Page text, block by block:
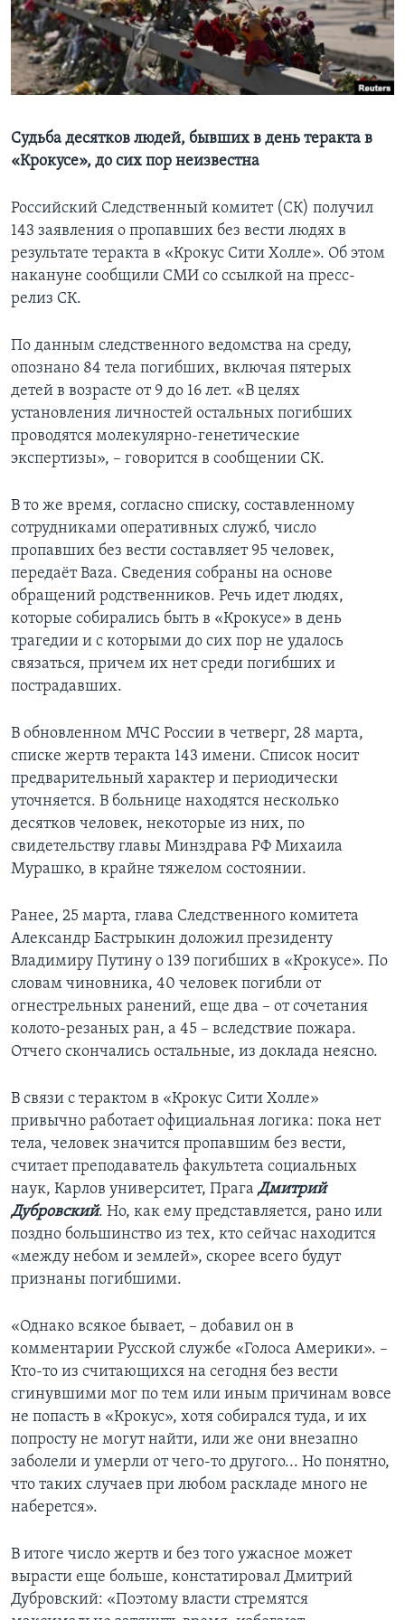
Learning English
СОЦИАЛЬНЫЕ СЕТИ
Языки
Судьба десятков людей, бывших в день теракта в
«Крокусе», до сих пор неизвестна
Российский Следственный комитет (СК) получил
143 заявления о пропавших без вести людях в
результате теракта в «Крокус Сити Холле». Об этом
накануне сообщили СМИ со ссылкой на пресс-
релиз СК.
По данным следственного ведомства на среду,
опознано 84 тела погибших, включая пятерых
детей в возрасте от 9 до 16 лет. «В целях
установления личностей остальных погибших
проводятся молекулярно-генетические
экспертизы», – говорится в сообщении СК.
В то же время, согласно списку, составленному
сотрудниками оперативных служб, число
пропавших без вести составляет 95 человек,
передаёт Baza. Сведения собраны на основе
обращений родственников. Речь идет людях,
которые собирались быть в «Крокусе» в день
трагедии и с которыми до сих пор не удалось
связаться, причем их нет среди погибших и
пострадавших.
В обновленном МЧС России в четверг, 28 марта,
списке жертв теракта 143 имени. Список носит
предварительный характер и периодически
уточняется. В больнице находятся несколько
десятков человек, некоторые из них, по
свидетельству главы Минздрава РФ Михаила
Мурашко, в крайне тяжелом состоянии.
Ранее, 25 марта, глава Следственного комитета
Александр Бастрыкин доложил президенту
Владимиру Путину о 139 погибших в «Крокусе». По
словам чиновника, 40 человек погибли от
огнестрельных ранений, еще два – от сочетания
колото-резаных ран, а 45 – вследствие пожара.
Отчего скончались остальные, из доклада неясно.
В связи с терактом в «Крокус Сити Холле»
привычно работает официальная логика: пока нет
тела, человек значится пропавшим без вести,
считает преподаватель факультета социальных
наук, Карлов университет, Прага Дмитрий
Дубровский. Но, как ему представляется, рано или
поздно большинство из тех, кто сейчас находится
«между небом и землей», скорее всего будут
признаны погибшими.
«Однако всякое бывает, – добавил он в
комментарии Русской службе «Голоса Америки». –
Кто-то из считающихся на сегодня без вести
сгинувшими мог по тем или иным причинам вовсе
не попасть в «Крокус», хотя собирался туда, и их
попросту не могут найти, или же они внезапно
заболели и умерли от чего-то другого... Но понятно,
что таких случаев при любом раскладе много не
наберется».
В итоге число жертв и без того ужасное может
вырасти еще больше, констатировал Дмитрий
Дубровский: «Поэтому власти стремятся